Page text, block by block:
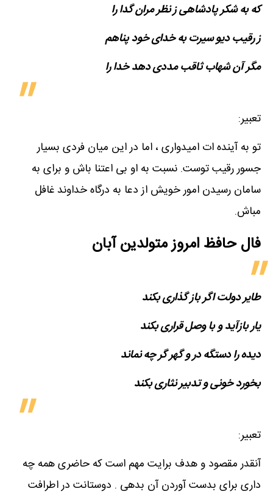
که به شکر پادشاهی ز نظر مران گدا را
ز رقیب دیو سیرت به خدای خود پناهم
مگر آن شهاب ثاقب مددی دهد خدا را
تعبیر:
تو به آینده ات امیدواری ، اما در این میان فردی بسیار
جسور رقیب توست. نسبت به او بی اعتنا باش و برای به
سامان رسیدن امور خویش از دعا به درگاه خداوند غافل
مباش.
فال حافظ امروز متولدین‌ آبان
طایر دولت اگر باز گذاری بکند
یار بازآید و با وصل قراری بکند
دیده را دستگه در و گهر گر چه نماند
بخورد خونی و تدبیر نثاری بکند
تعبیر:
آنقدر مقصود و هدف برایت مهم است که حاضری همه چه
داری برای بدست آوردن آن بدهی . دوستانت در اطرافت